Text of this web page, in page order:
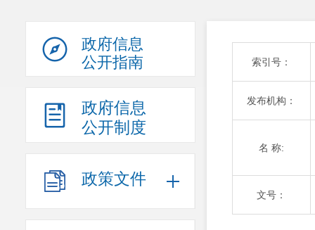
政府信息
公开指南
政府信息
公开制度
政策文件
索引号：
发布机构：
名 称:
文号：